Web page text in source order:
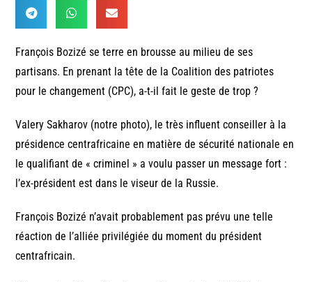
François Bozizé se terre en brousse au milieu de ses
partisans. En prenant la tête de la Coalition des patriotes
pour le changement (CPC), a-t-il fait le geste de trop ?
Valery Sakharov (notre photo), le très influent conseiller à la
présidence centrafricaine en matière de sécurité nationale en
le qualifiant de « criminel » a voulu passer un message fort :
l’ex-président est dans le viseur de la Russie.
François Bozizé n’avait probablement pas prévu une telle
réaction de l’alliée privilégiée du moment du président
centrafricain.